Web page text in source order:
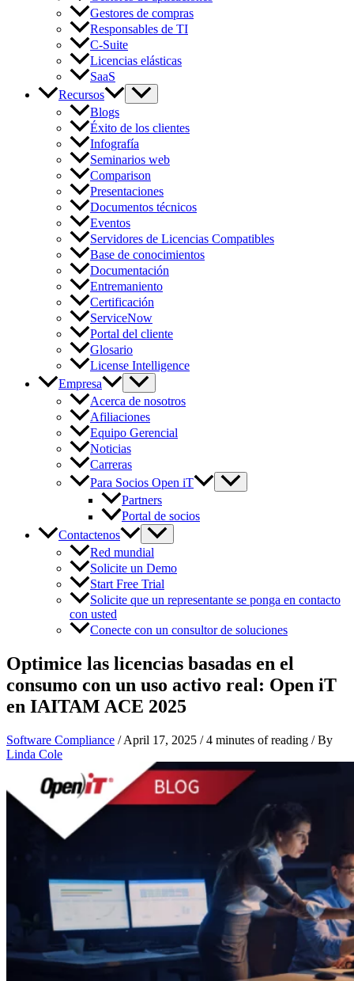
Gestores de compras
Responsables de TI
C-Suite
Licencias elásticas
SaaS
Recursos
Blogs
Éxito de los clientes
Infografía
Seminarios web
Comparison
Presentaciones
Documentos técnicos
Eventos
Servidores de Licencias Compatibles
Base de conocimientos
Documentación
Entremaniento
Certificación
ServiceNow
Portal del cliente
Glosario
License Intelligence
Empresa
Acerca de nosotros
Afiliaciones
Equipo Gerencial
Noticias
Carreras
Para Socios Open iT
Partners
Portal de socios
Contactenos
Red mundial
Solicite un Demo
Start Free Trial
Solicite que un representante se ponga en contacto
con usted
Conecte con un consultor de soluciones
Optimice las licencias basadas en el
consumo con un uso activo real: Open iT
en IAITAM ACE 2025
Software Compliance /April 17, 2025 /4 minutes of reading / By
Linda Cole